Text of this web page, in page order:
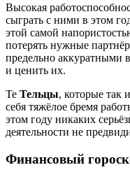
Высокая
сыграть с ними в этом
этой самой
потерять нужные
предельно аккуратными
и ценить их.
Те Тельцы, которые так
себя тяжёлое бремя
этом году никаких
деятельности не
Финансовый